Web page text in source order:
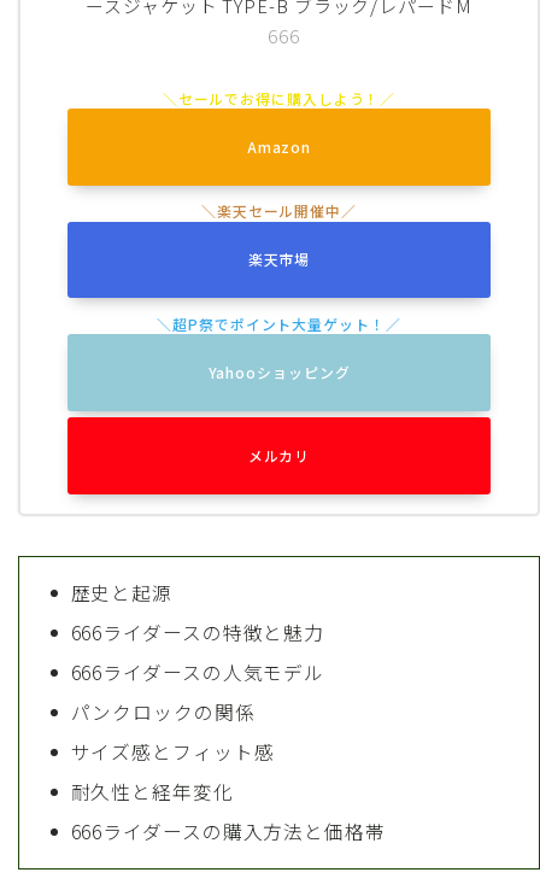
ースジャケット TYPE-B ブラック/レパードM
666
Amazon
楽天市場
Yahooショッピング
メルカリ
歴史と起源
666ライダースの特徴と魅力
666ライダースの人気モデル
パンクロックの関係
サイズ感とフィット感
耐久性と経年変化
666ライダースの購入方法と価格帯